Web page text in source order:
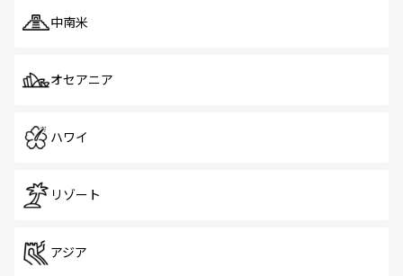
中南米
オセアニア
ハワイ
リゾート
アジア